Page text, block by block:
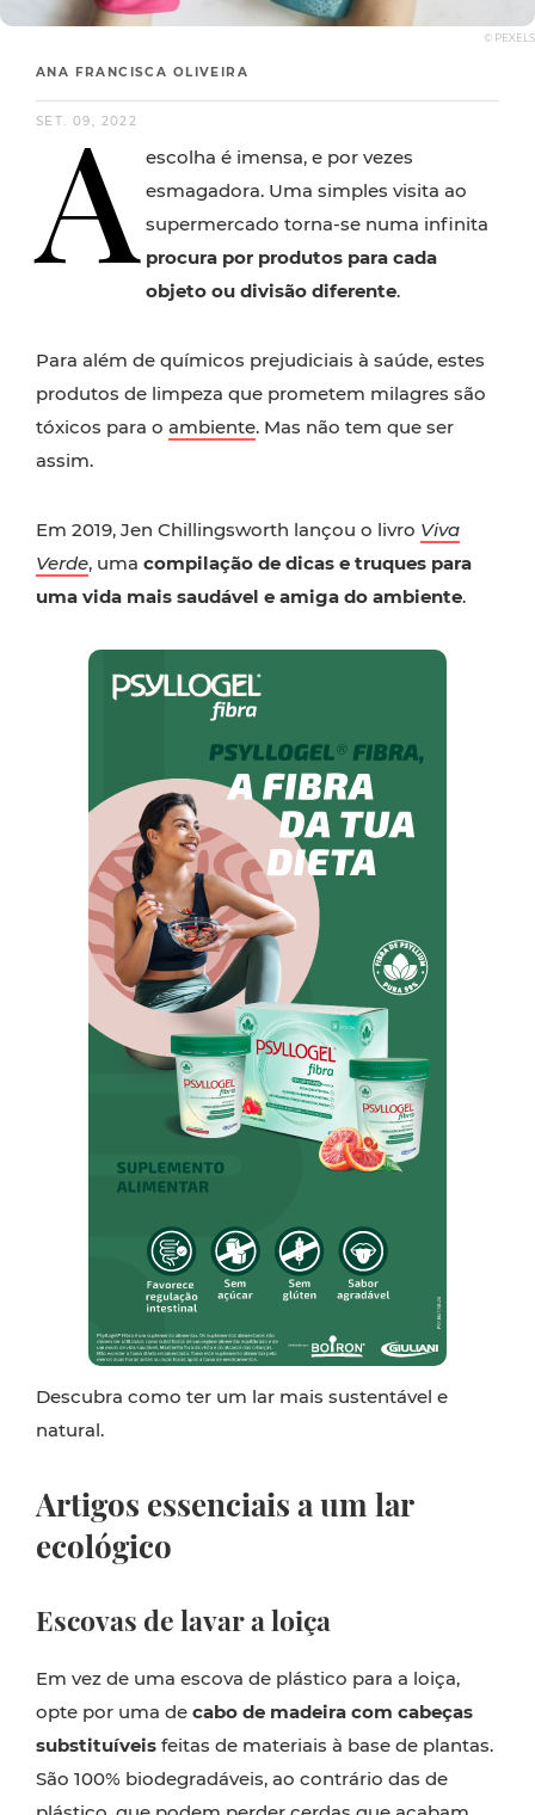
© PEXELS
ANA FRANCISCA OLIVEIRA
SET. 09, 2022
A escolha é imensa, e por vezes
esmagadora. Uma simples visita ao
supermercado torna-se numa infinita
procura por produtos para cada
objeto ou divisão diferente.
Para além de químicos prejudiciais à saúde, estes
produtos de limpeza que prometem milagres são
tóxicos para o ambiente. Mas não tem que ser
assim.
Em 2019, Jen Chillingsworth lançou o livro Viva
Verde, uma compilação de dicas e truques para
uma vida mais saudável e amiga do ambiente.
Descubra como ter um lar mais sustentável e
natural.
Artigos essenciais a um lar
ecológico
Escovas de lavar a loiça
Em vez de uma escova de plástico para a loiça,
opte por uma de cabo de madeira com cabeças
substituíveis feitas de materiais à base de plantas.
São 100% biodegradáveis, ao contrário das de